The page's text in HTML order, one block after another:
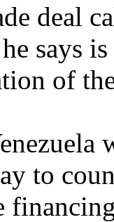
deal
says
of
to